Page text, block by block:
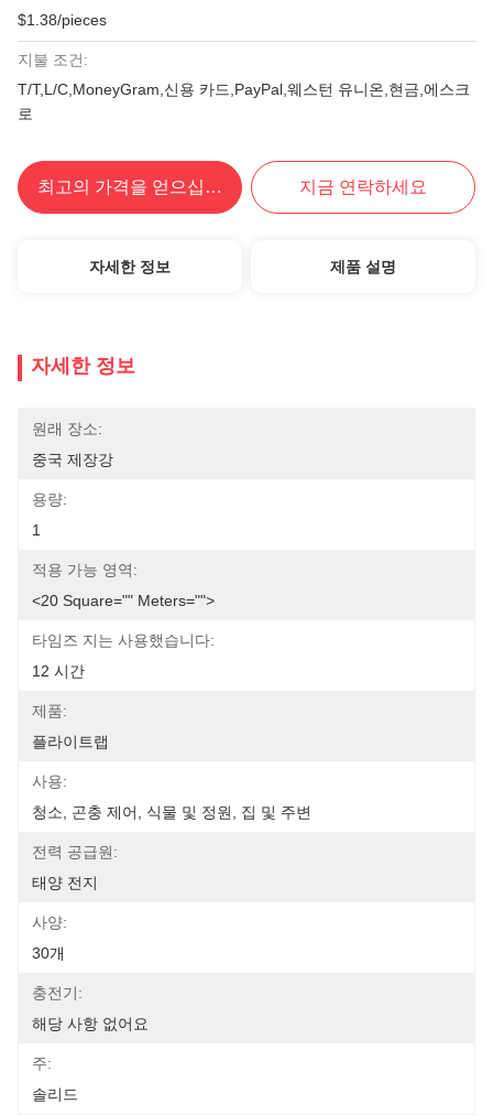
$1.38/pieces
지불 조건:
T/T,L/C,MoneyGram,신용 카드,PayPal,웨스턴 유니온,현금,에스크
로
최고의 가격을 얻으십시오 지금 연락하세요
자세한 정보 제품 설명
자세한 정보
원래 장소:
중국 제장강
용량:
1
적용 가능 영역:
<20 Square="" Meters="">
타임즈 지는 사용했습니다:
12 시간
제품:
플라이트랩
사용:
청소, 곤충 제어, 식물 및 정원, 집 및 주변
전력 공급원:
태양 전지
사양:
30개
충전기:
해당 사항 없어요
주:
솔리드